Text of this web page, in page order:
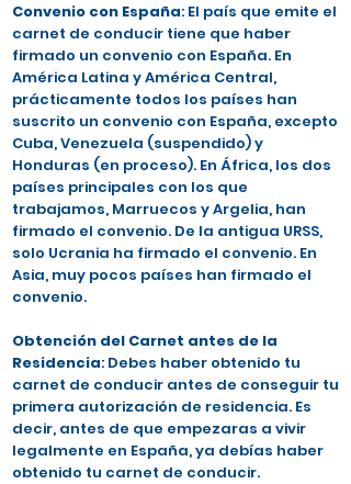
Convenio con España: El país que emite el
carnet de conducir tiene que haber
firmado un convenio con España. En
América Latina y América Central,
prácticamente todos los países han
suscrito un convenio con España, excepto
Cuba, Venezuela (suspendido) y
Honduras (en proceso). En África, los dos
países principales con los que
trabajamos, Marruecos y Argelia, han
firmado el convenio. De la antigua URSS,
solo Ucrania ha firmado el convenio. En
Asia, muy pocos países han firmado el
convenio.
Obtención del Carnet antes de la
Residencia: Debes haber obtenido tu
carnet de conducir antes de conseguir tu
primera autorización de residencia. Es
decir, antes de que empezaras a vivir
legalmente en España, ya debías haber
obtenido tu carnet de conducir.